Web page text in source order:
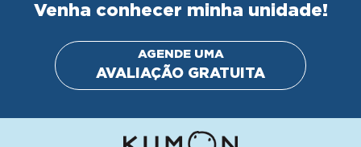
Venha conhecer minha unidade!
AGENDE UMA
AVALIAÇÃO GRATUITA